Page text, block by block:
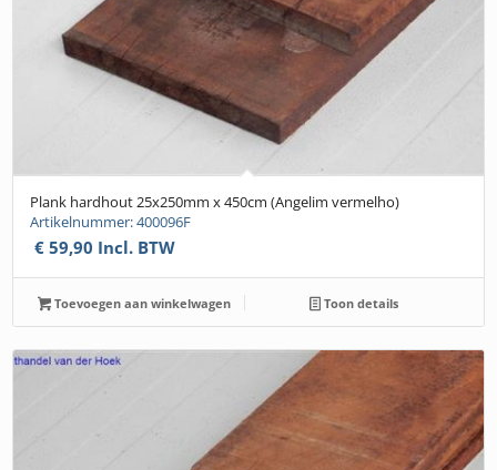
Plank hardhout 25x250mm x 450cm (Angelim vermelho)
Artikelnummer: 400096F
€ 59,90 Incl. BTW
Toevoegen aan winkelwagen Toon details